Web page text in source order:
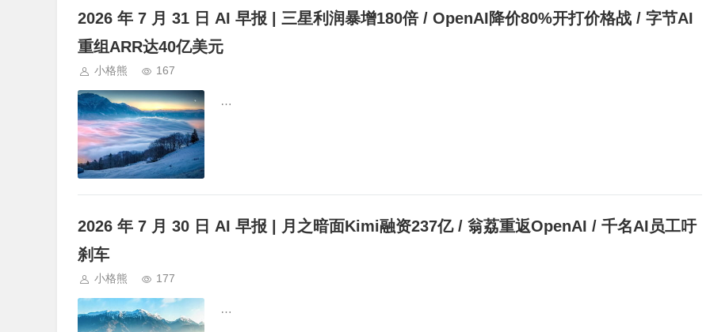
2026 年 7 月 31 日 AI 早报 | 三星利润暴增180倍 / OpenAI降价80%开打价格战 / 字节AI
重组ARR达40亿美元
小格熊 167
…
2026 年 7 月 30 日 AI 早报 | 月之暗面Kimi融资237亿 / 翁荔重返OpenAI / 千名AI员工吁
刹车
小格熊 177
…